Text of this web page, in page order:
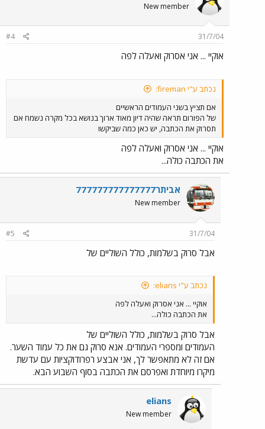
New member
31/7/04
#4
אוקיי ... אני אסרוק ואעלה לפה
נכתב ע"י fireman:
אם תציץ בשני העמודים הראשיים
של הפורום תראה שהיה דיון מאוד ארוך בנושא בכל מקרה נשמח אם
תסרוק את הכתבה, יש כאן כמה שביקשו
אוקיי ... אני אסרוק ואעלה לפה
את הכתבה כולה...
אביתר777777777777777
New member
31/7/04
#5
אבל סרוק בשלמות, כולל השוליים של
נכתב ע"י elians:
אוקיי ... אני אסרוק ואעלה לפה
את הכתבה כולה...
אבל סרוק בשלמות, כולל השוליים של
העמודים ומספרי העמודים. אנא סרוק גם את כל עמוד השער.
אם זה לא מתאפשר לך, אני אבצע רפרודוקציות עם עדשת
מיקרו מיוחדת ואפרסם את הכתבה בסוף השבוע הבא.
elians
New member